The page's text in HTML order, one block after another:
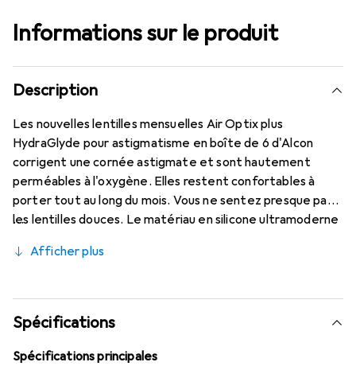
Informations sur le produit
Description
Les nouvelles lentilles mensuelles Air Optix plus
HydraGlyde pour astigmatisme en boîte de 6 d'Alcon
corrigent une cornée astigmate et sont hautement
perméables à l'oxygène. Elles restent confortables à
porter tout au long du mois. Vous ne sentez presque pas
les lentilles douces. Le matériau en silicone ultramoderne
matrice d'humidité HydraGlyde éprouvée est associé à la
meilleures caractéristiques de port que vous connaissez.
Un port confortable et sans gêne des lentilles mensuelles
toute la journée.
Afficher plus
Spécifications
Spécifications principales